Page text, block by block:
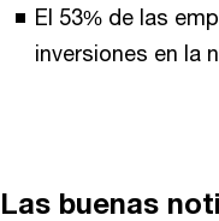
El 53% de las
inversiones en la
Las buenas